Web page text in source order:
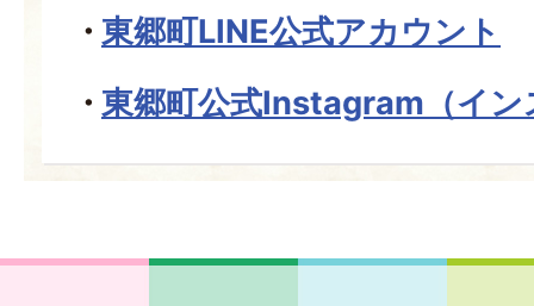
東郷町LINE公式アカウント
東郷町公式Instagram（イン